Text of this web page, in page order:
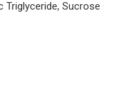
Triglyceride, Sucrose